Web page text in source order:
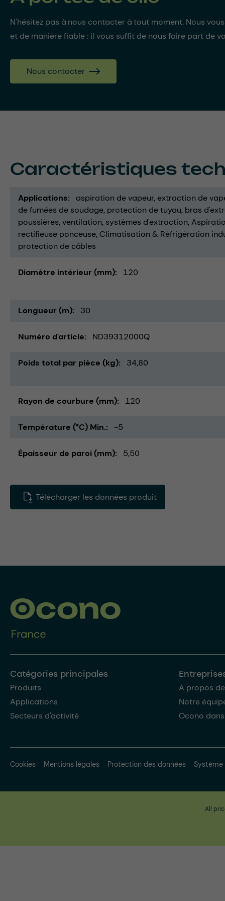
N'hésitez pas à nous contacter à tout moment. Nous
et de manière fiable : il vous suffit de nous faire part de
Nous contacter
Caractéristiques
Applications aspiration de vapeur extraction de
de fumées de soudage protection de tuyau bras
poussières ventilation systèmes d'extraction
rectifieuse ponceuse Climatisation & Réfrigération
protection de câbles
Diamètre intérieur (mm) 120
Longueur (m) 30
Numéro d'article ND39312000Q
Poids total par pièce (kg) 34,80
Rayon de courbure (mm) 120
Température (°C) Min. -5
Épaisseur de paroi (mm) 5,50
Télécharger les données produit
Catégories principales
Produits
Applications
Secteurs d'activité
À propos
Notre
Ocono
Cookies Mentions légales Protection des données
All